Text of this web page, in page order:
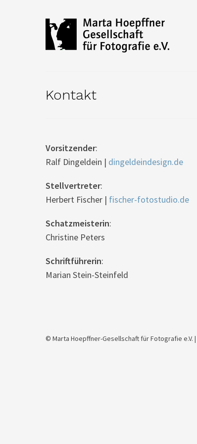
Kontakt
Vorsitzender:
Ralf Dingeldein | dingeldeindesign.de
Stellvertreter:
Herbert Fischer | fischer-fotostudio.de
Schatzmeisterin:
Christine Peters
Schriftführerin:
Marian Stein-Steinfeld
© Marta Hoepffner-Gesellschaft für Fotografie e.V. |